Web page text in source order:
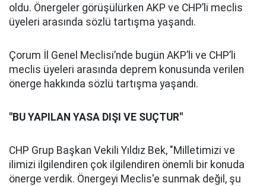
oldu. Önergeler görüşülürken AKP ve CHP’li meclis
üyeleri arasında sözlü tartışma yaşandı.
Çorum İl Genel Meclisi’nde bugün AKP’li ve CHP’li
meclis üyeleri arasında deprem konusunda verilen
önerge hakkında sözlü tartışma yaşandı.
"BU YAPILAN YASA DIŞI VE SUÇTUR"
CHP Grup Başkan Vekili Yıldız Bek, "Milletimizi ve
ilimizi ilgilendiren çok ilgilendiren önemli bir konuda
önerge verdik. Önergeyi Meclis'e sunmak değil, şu